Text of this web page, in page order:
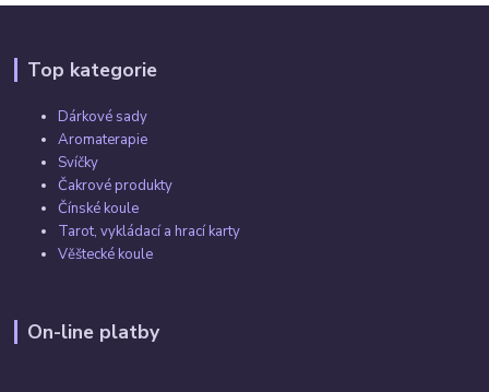
Top kategorie
Dárkové sady
Aromaterapie
Svíčky
Čakrové produkty
Čínské koule
Tarot, vykládací a hrací karty
Věštecké koule
On-line platby